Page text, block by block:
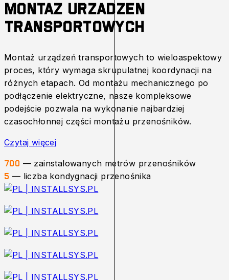
Montaz urzadzen
transportowych
Montaż urządzeń transportowych to wieloaspektowy
proces, który wymaga skrupulatnej koordynacji na
różnych etapach. Od montażu mechanicznego po
podłączenie elektryczne, nasze kompleksowe
podejście pozwala na wykonanie najbardziej
czasochłonnej części montażu przenośników.
Czytaj więcej
700 — zainstalowanych metrów przenośników
5 — liczba kondygnacji przenośnika